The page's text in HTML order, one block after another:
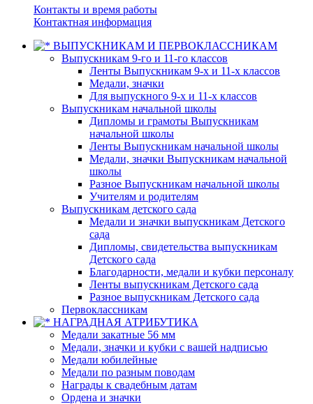
Контакты и время работы
Контактная информация
ВЫПУСКНИКАМ И ПЕРВОКЛАССНИКАМ
Выпускникам 9-го и 11-го классов
Ленты Выпускникам 9-х и 11-х классов
Медали, значки
Для выпускного 9-х и 11-х классов
Выпускникам начальной школы
Дипломы и грамоты Выпускникам
начальной школы
Ленты Выпускникам начальной школы
Медали, значки Выпускникам начальной
школы
Разное Выпускникам начальной школы
Учителям и родителям
Выпускникам детского сада
Медали и значки выпускникам Детского
сада
Дипломы, свидетельства выпускникам
Детского сада
Благодарности, медали и кубки персоналу
Ленты выпускникам Детского сада
Разное выпускникам Детского сада
Первоклассникам
НАГРАДНАЯ АТРИБУТИКА
Медали закатные 56 мм
Медали, значки и кубки с вашей надписью
Медали юбилейные
Медали по разным поводам
Награды к свадебным датам
Ордена и значки